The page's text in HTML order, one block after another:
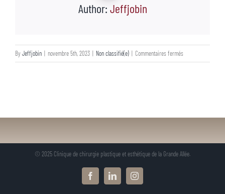
Author: Jeffjobin
ByJeffjobin | novembre 5th, 2023 | Non classifié(e) | Commentaires ferméssur
© 2025 Clinique de chirurgie plastique et esthétique de la Grande Allée.
FacebookLinkedInInstagram